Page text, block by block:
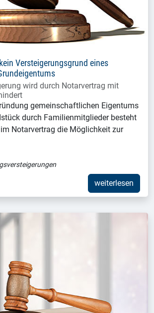
Versteigerungsgrund eines
wird durch Notarvertrag mit
gemeinschaftlichen Eigentums
durch Familienmitglieder besteht
Notarvertrag die Möglichkeit zur
weiterlesen